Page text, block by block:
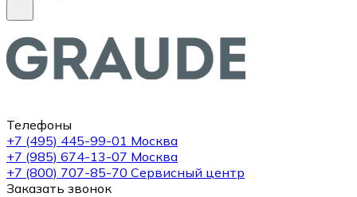
Телефоны
+7 (495) 445-99-01 Москва
+7 (985) 674-13-07 Москва
+7 (800) 707-85-70 Сервисный центр
Заказать звонок